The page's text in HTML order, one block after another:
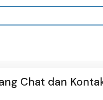
Chat dan